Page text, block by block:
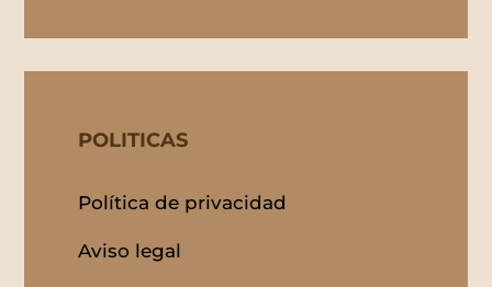
POLITICAS
Política de privacidad
Aviso legal